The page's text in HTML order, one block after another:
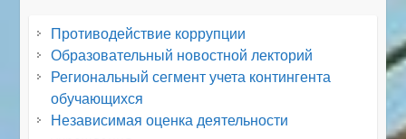
Противодействие коррупции
Образовательный новостной лекторий
Региональный сегмент учета контингента
обучающихся
Независимая оценка деятельности